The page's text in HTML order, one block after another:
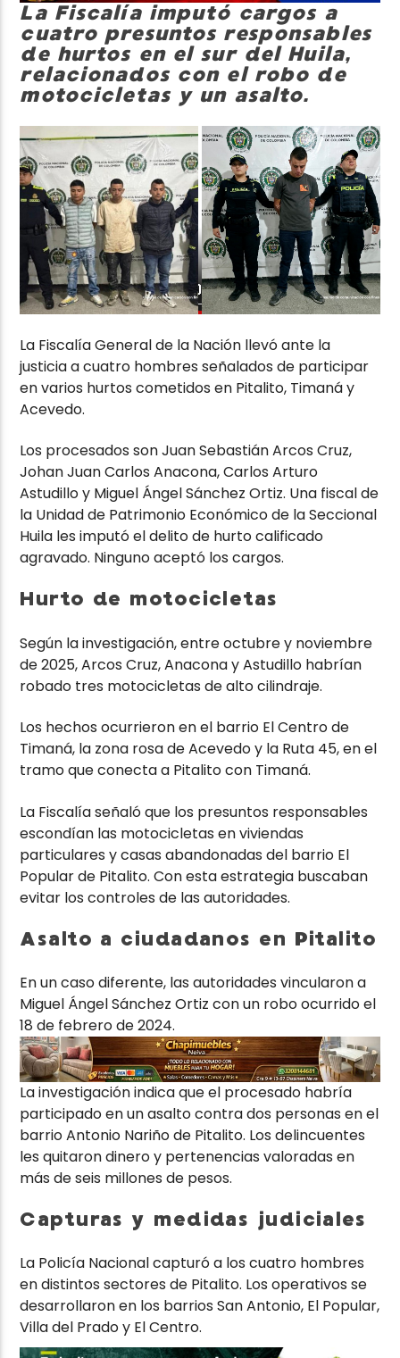
La Fiscalía imputó cargos a
cuatro presuntos responsables
de hurtos en el sur del Huila,
relacionados con el robo de
motocicletas y un asalto.
La Fiscalía General de la Nación llevó ante la
justicia a cuatro hombres señalados de participar
en varios hurtos cometidos en Pitalito, Timaná y
Acevedo.
Los procesados son Juan Sebastián Arcos Cruz,
Johan Juan Carlos Anacona, Carlos Arturo
Astudillo y Miguel Ángel Sánchez Ortiz. Una fiscal de
la Unidad de Patrimonio Económico de la Seccional
Huila les imputó el delito de hurto calificado
agravado. Ninguno aceptó los cargos.
Hurto de motocicletas
Según la investigación, entre octubre y noviembre
de 2025, Arcos Cruz, Anacona y Astudillo habrían
robado tres motocicletas de alto cilindraje.
Los hechos ocurrieron en el barrio El Centro de
Timaná, la zona rosa de Acevedo y la Ruta 45, en el
tramo que conecta a Pitalito con Timaná.
La Fiscalía señaló que los presuntos responsables
escondían las motocicletas en viviendas
particulares y casas abandonadas del barrio El
Popular de Pitalito. Con esta estrategia buscaban
evitar los controles de las autoridades.
Asalto a ciudadanos en Pitalito
En un caso diferente, las autoridades vincularon a
Miguel Ángel Sánchez Ortiz con un robo ocurrido el
18 de febrero de 2024.
La investigación indica que el procesado habría
participado en un asalto contra dos personas en el
barrio Antonio Nariño de Pitalito. Los delincuentes
les quitaron dinero y pertenencias valoradas en
más de seis millones de pesos.
Capturas y medidas judiciales
La Policía Nacional capturó a los cuatro hombres
en distintos sectores de Pitalito. Los operativos se
desarrollaron en los barrios San Antonio, El Popular,
Villa del Prado y El Centro.